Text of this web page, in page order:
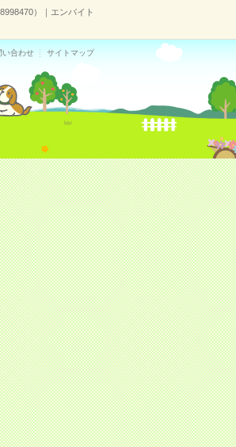
）｜エンバイト
い合わせ サイトマップ